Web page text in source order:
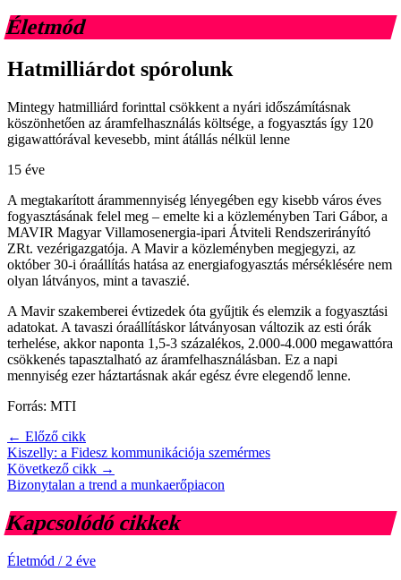
Életmód
Hatmilliárdot spórolunk
Mintegy hatmilliárd forinttal csökkent a nyári időszámításnak
köszönhetően az áramfelhasználás költsége, a fogyasztás így 120
gigawattórával kevesebb, mint átállás nélkül lenne
15 éve
A megtakarított árammennyiség lényegében egy kisebb város éves
fogyasztásának felel meg – emelte ki a közleményben Tari Gábor, a
MAVIR Magyar Villamosenergia-ipari Átviteli Rendszerirányító
ZRt. vezérigazgatója. A Mavir a közleményben megjegyzi, az
október 30-i óraállítás hatása az energiafogyasztás mérséklésére nem
olyan látványos, mint a tavaszié.
A Mavir szakemberei évtizedek óta gyűjtik és elemzik a fogyasztási
adatokat. A tavaszi óraállításkor látványosan változik az esti órák
terhelése, akkor naponta 1,5-3 százalékos, 2.000-4.000 megawattóra
csökkenés tapasztalható az áramfelhasználásban. Ez a napi
mennyiség ezer háztartásnak akár egész évre elegendő lenne.
Forrás: MTI
← Előző cikk
Kiszelly: a Fidesz kommunikációja szemérmes
Következő cikk →
Bizonytalan a trend a munkaerőpiacon
Kapcsolódó cikkek
Életmód / 2 éve